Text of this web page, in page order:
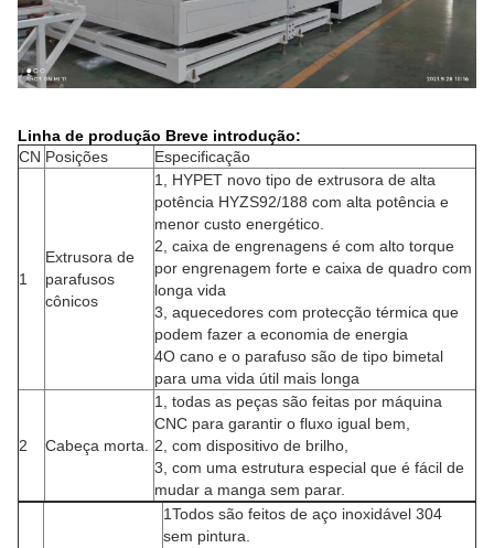
Linha de produção Breve introdução:
CN Posições Especificação
1
Extrusora de
parafusos
cônicos
1, HYPET novo tipo de extrusora de alta
potência HYZS92/188 com alta potência e
menor custo energético.
2, caixa de engrenagens é com alto torque
por engrenagem forte e caixa de quadro com
longa vida
3, aquecedores com protecção térmica que
podem fazer a economia de energia
4O cano e o parafuso são de tipo bimetal
para uma vida útil mais longa
2 Cabeça morta.
1, todas as peças são feitas por máquina
CNC para garantir o fluxo igual bem,
2, com dispositivo de brilho,
3, com uma estrutura especial que é fácil de
mudar a manga sem parar.
1Todos são feitos de aço inoxidável 304
sem pintura.